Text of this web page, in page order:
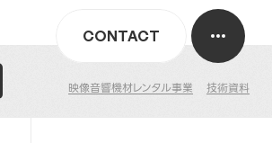
映像音響機材レンタル事業 技術資料
CONTACT